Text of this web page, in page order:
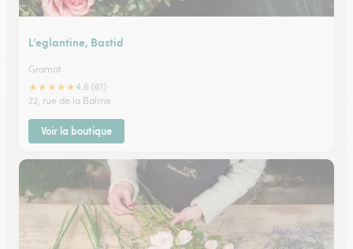
L’eglantine, Bastid
Gramat
★★★★★4.6 (61)
22, rue de la Balme
Voir la boutique